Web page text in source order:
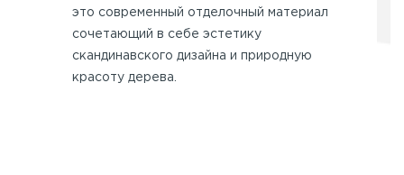
это современный отделочный материал
сочетающий в себе эстетику
скандинавского дизайна и природную
красоту дерева.